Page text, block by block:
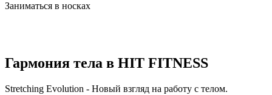
Заниматься в носках
Гармония тела в HIT FITNESS
Stretching Evolution - Новый взгляд на работу с телом.